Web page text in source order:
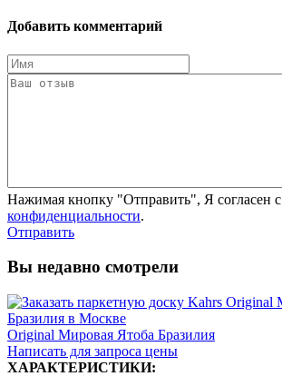
Добавить комментарий
Нажимая кнопку "Отправить", Я согласен с
конфиденциальности.
Отправить
Вы недавно смотрели
Original Мировая Ятоба Бразилия
Написать для запроса цены
ХАРАКТЕРИСТИКИ: